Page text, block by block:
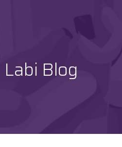
Labi Blog